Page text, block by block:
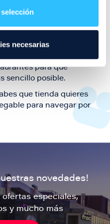
necesarias
ocio y shopping durante
necesaria de
Sus datos de contacto y
para que
sencillo posible.
que tienda quieres
para navegar por
novedades!
especiales,
y mucho más